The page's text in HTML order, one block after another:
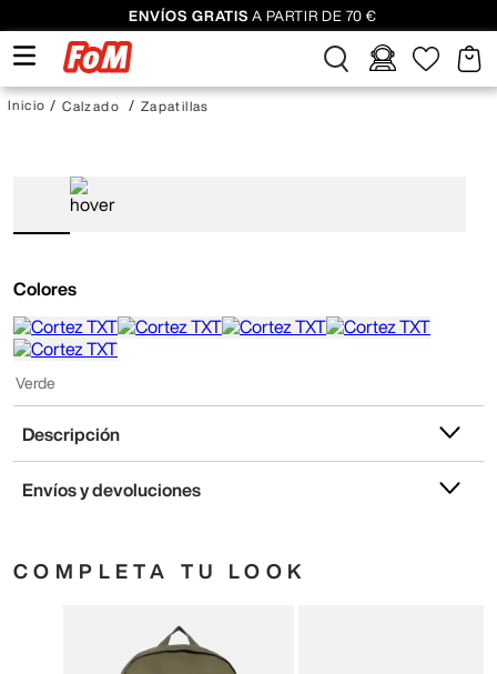
ENVÍOS GRATIS A PARTIR DE 70 €
Calzado Zapatillas
Colores
Verde
Descripción
Envíos y devoluciones
COMPLETA TU LOOK